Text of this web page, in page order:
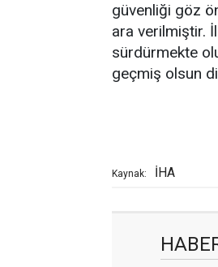
güvenliği göz
ara verilmiştir.
sürdürmekte
geçmiş olsun
Kaynak: İHA